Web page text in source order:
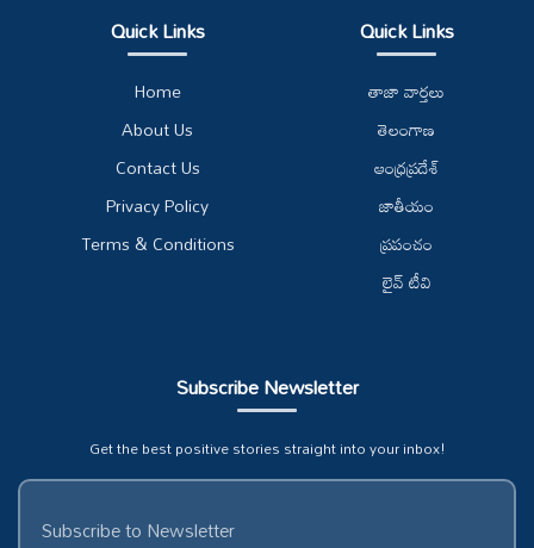
Quick Links
Home
About Us
Contact Us
Privacy Policy
Terms & Conditions
Quick Links
తాజా వార్తలు
తెలంగాణ
ఆంధ్రప్రదేశ్
జాతీయం
ప్రపంచం
లైవ్ టీవి
Subscribe Newsletter
Get the best positive stories straight into your inbox!